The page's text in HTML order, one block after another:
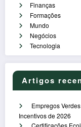
Finanças
Formações
Mundo
Negócios
Tecnologia
Artigos
Empregos
Incentivos de 2026
Certificações